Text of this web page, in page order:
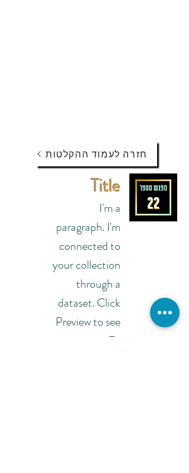
חזרה לעמוד ההקלטות
Title
I'm a
paragraph. I'm
connected to
your collection
through a
dataset. Click
Preview to see
my content. To